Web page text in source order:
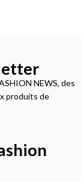
NEWS, des
produits de